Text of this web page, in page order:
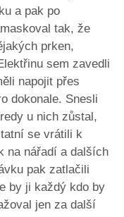
a pak po
tak, že
prken,
sem zavedli
napojit přes
dokonale. Snesli
u nich zůstal,
se vrátili k
na nářadí a dalších
pak zatlačili
by ji každý kdo by
jen za další